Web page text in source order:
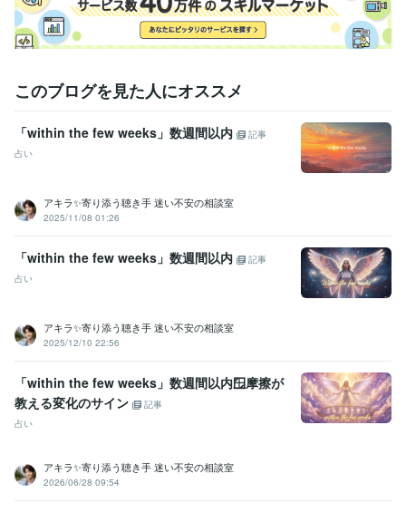
仕事も良い流れになる、愛を持って他者と関われる
そんな幸せの連鎖を起こせるのが「セルフラブ」です！
マーケティング / 広告・宣伝・プロモーション
カスタマーサポート・カスタマーサクセス / コールセンター管理・運
営
経験年数 : 3年
ライフスタイル・その他 / 占い師
受賞歴
2025年3月✨ゴールドランクに昇格できました☘️
チナランクに昇格できました❤️
金融渉外技能審査（FP3級）
マイクロソフト オフィス スペシャリスト（MOS）
普通自動車第一種運転免許
中型自動車第二種運転免許 取得年 : 2018年
乙種危険物取扱者 取得年 : 1990年
ビジネス・クリエイティブツール
Excel:3年
Google スプレッドシート:3年
得意分野
悩み相談・カウンセリング
このブログを見た人にオススメ
「within the few weeks」数週間以内
記事
占い
アキラ✨寄り添う聴き手 迷い不安の相談室
2025/11/08 01:26
「within the few weeks」数週間以内
記事
占い
アキラ✨寄り添う聴き手 迷い不安の相談室
2025/12/10 22:56
「within the few weeks」数週間以内🪟摩擦が
教える変化のサイン
記事
占い
アキラ✨寄り添う聴き手 迷い不安の相談室
2026/06/28 09:54